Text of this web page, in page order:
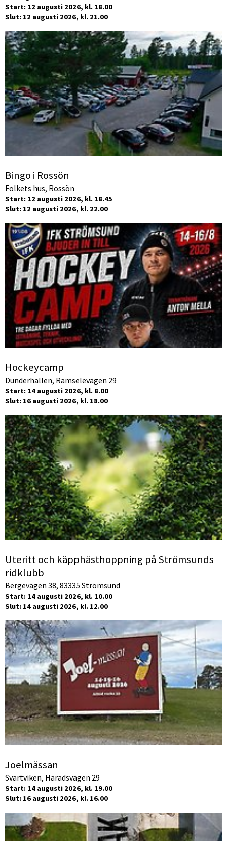
Start: 12 augusti 2026, kl. 18.00
Slut: 12 augusti 2026, kl. 21.00
Bingo i Rossön
Folkets hus, Rossön
Start: 12 augusti 2026, kl. 18.45
Slut: 12 augusti 2026, kl. 22.00
Hockeycamp
Dunderhallen, Ramselevägen 29
Start: 14 augusti 2026, kl. 8.00
Slut: 16 augusti 2026, kl. 18.00
Uteritt och käpphästhoppning på Strömsunds
ridklubb
Bergevägen 38, 83335 Strömsund
Start: 14 augusti 2026, kl. 10.00
Slut: 14 augusti 2026, kl. 12.00
Joelmässan
Svartviken, Häradsvägen 29
Start: 14 augusti 2026, kl. 19.00
Slut: 16 augusti 2026, kl. 16.00